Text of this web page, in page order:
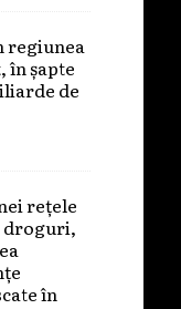
în șapte
de
rețele
droguri,
în